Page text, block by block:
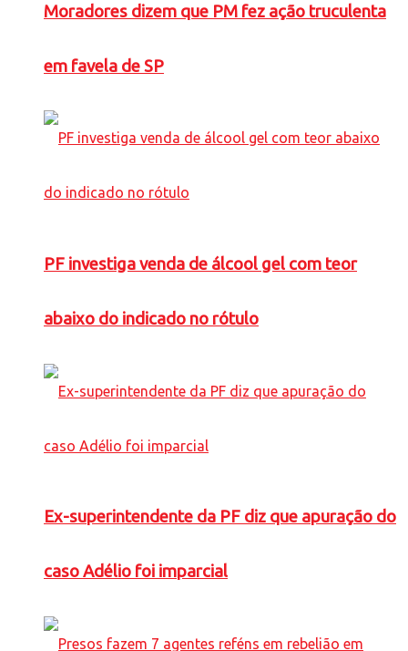
Moradores dizem que PM fez ação truculenta
em favela de SP
PF investiga venda de álcool gel com teor
abaixo do indicado no rótulo
Ex-superintendente da PF diz que apuração do
caso Adélio foi imparcial